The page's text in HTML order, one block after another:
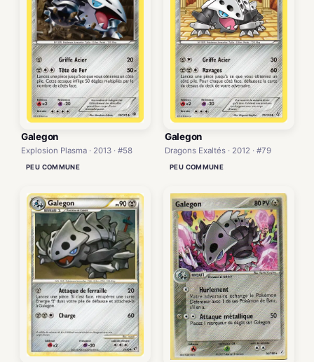
Galegon
Explosion Plasma · 2013 · #58
PEU COMMUNE
Galegon
Dragons Exaltés · 2012 · #79
PEU COMMUNE